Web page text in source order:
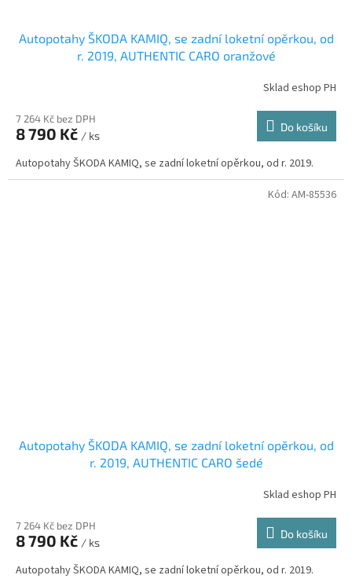
Autopotahy ŠKODA KAMIQ, se zadní loketní opěrkou, od
r. 2019, AUTHENTIC CARO oranžové
Sklad eshop PH
7 264 Kč bez DPH
8 790 Kč / ks
Do košíku
Autopotahy ŠKODA KAMIQ, se zadní loketní opěrkou, od r. 2019.
Autopotahy ŠKODA KAMIQ, se zadní loketní opěrkou, od
r. 2019, AUTHENTIC CARO šedé
Sklad eshop PH
7 264 Kč bez DPH
8 790 Kč / ks
Do košíku
Autopotahy ŠKODA KAMIQ, se zadní loketní opěrkou, od r. 2019.
Kód: AM-85536